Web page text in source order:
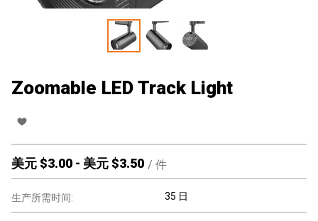
Zoomable LED Track Light
美元 $3.00 - 美元 $3.50 / 件
生产所需时间: 35 日